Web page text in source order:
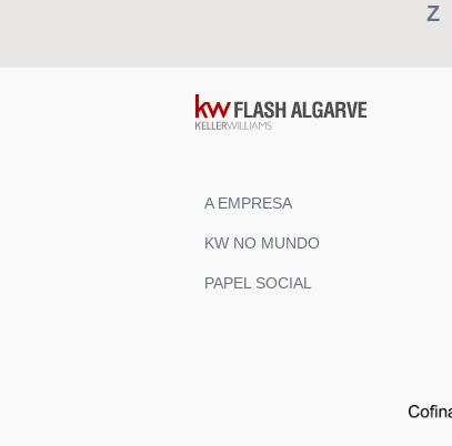
Z
A EMPRESA
KW NO MUNDO
PAPEL SOCIAL